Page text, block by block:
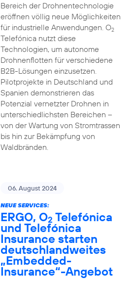
Bereich der Drohnentechnologie
eröffnen völlig neue Möglichkeiten
für industrielle Anwendungen. O2
Telefónica nutzt diese
Technologien, um autonome
Drohnenflotten für verschiedene
B2B-Lösungen einzusetzen.
Pilotprojekte in Deutschland und
Spanien demonstrieren das
Potenzial vernetzter Drohnen in
unterschiedlichsten Bereichen –
von der Wartung von Stromtrassen
bis hin zur Bekämpfung von
Waldbränden.
06. August 2024
NEUE SERVICES:
ERGO, O2 Telefónica
und Telefónica
Insurance starten
deutschlandweites
„Embedded-
Insurance“-Angebot